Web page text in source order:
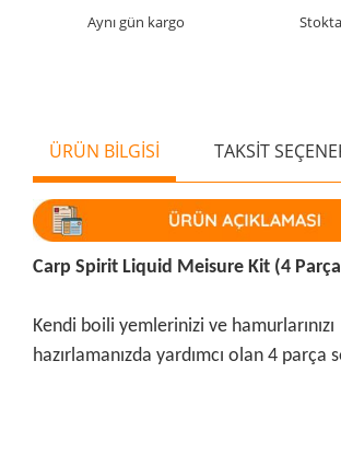
Aynı gün kargo
ÜRÜN BİLGİSİ TAKSİT
Carp Spirit Liquid Meisure Kit (4
Kendi boili yemlerinizi ve hamurlarınızı
hazırlamanızda yardımcı olan 4 parça